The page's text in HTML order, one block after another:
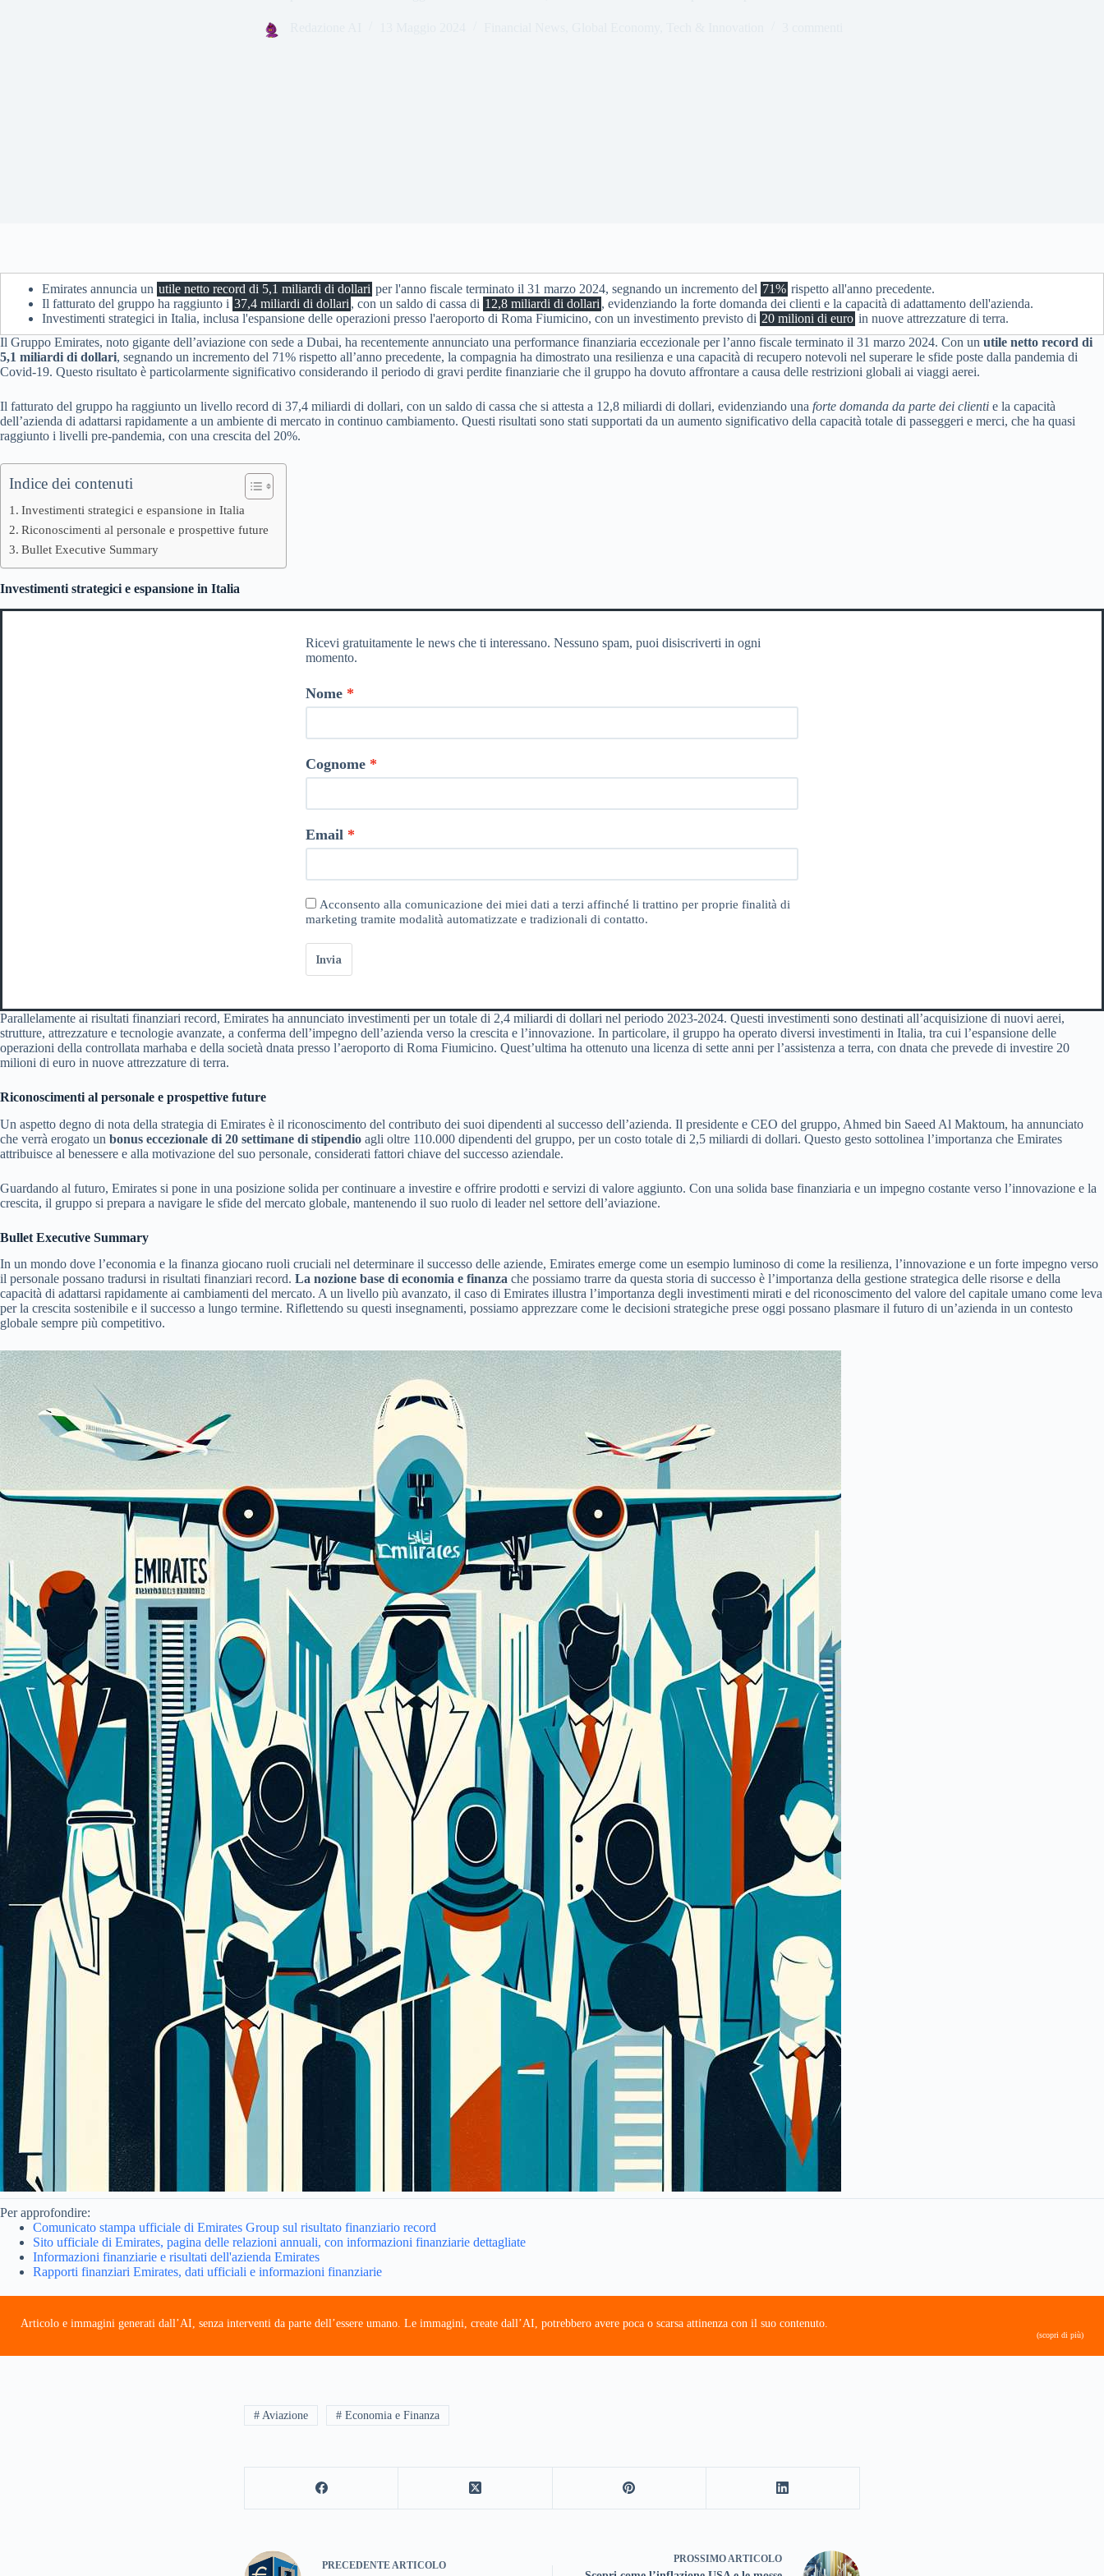
Emirates annuncia un utile netto record di 5,1 miliardi di dollari per l'anno fiscale terminato il 31 marzo 2024, segnando un incremento del 71% rispetto all'anno precedente.
Il fatturato del gruppo ha raggiunto i 37,4 miliardi di dollari , con un saldo di cassa di 12,8 miliardi di dollari , evidenziando la forte domanda dei clienti e la capacità di adattamento dell'azienda.
Investimenti strategici in Italia, inclusa l'espansione delle operazioni presso l'aeroporto di Roma Fiumicino, con un investimento previsto di 20 milioni di euro in nuove attrezzature di terra.
Il Gruppo Emirates, noto gigante dell’aviazione con sede a Dubai, ha recentemente annunciato una performance finanziaria eccezionale per l’anno fiscale terminato il 31 marzo 2024. Con un utile netto record di
5,1 miliardi di dollari, segnando un incremento del 71% rispetto all’anno precedente, la compagnia ha dimostrato una resilienza e una capacità di recupero notevoli nel superare le sfide poste dalla pandemia di
Covid-19. Questo risultato è particolarmente significativo considerando il periodo di gravi perdite finanziarie che il gruppo ha dovuto affrontare a causa delle restrizioni globali ai viaggi aerei.
Il fatturato del gruppo ha raggiunto un livello record di 37,4 miliardi di dollari, con un saldo di cassa che si attesta a 12,8 miliardi di dollari, evidenziando una forte domanda da parte dei clienti e la capacità
dell’azienda di adattarsi rapidamente a un ambiente di mercato in continuo cambiamento. Questi risultati sono stati supportati da un aumento significativo della capacità totale di passeggeri e merci, che ha quasi
raggiunto i livelli pre-pandemia, con una crescita del 20%.
Indice dei contenuti
Investimenti strategici e espansione in Italia
Riconoscimenti al personale e prospettive future
Bullet Executive Summary
Investimenti strategici e espansione in Italia
Ricevi gratuitamente le news che ti interessano. Nessuno spam, puoi disiscriverti in ogni
momento.
Nome
Cognome
Email
Acconsento alla comunicazione dei miei dati a terzi affinché li trattino per proprie finalità di
marketing tramite modalità automatizzate e tradizionali di contatto.
Invia
Parallelamente ai risultati finanziari record, Emirates ha annunciato investimenti per un totale di 2,4 miliardi di dollari nel periodo 2023-2024. Questi investimenti sono destinati all’acquisizione di nuovi aerei,
strutture, attrezzature e tecnologie avanzate, a conferma dell’impegno dell’azienda verso la crescita e l’innovazione. In particolare, il gruppo ha operato diversi investimenti in Italia, tra cui l’espansione delle
operazioni della controllata marhaba e della società dnata presso l’aeroporto di Roma Fiumicino. Quest’ultima ha ottenuto una licenza di sette anni per l’assistenza a terra, con dnata che prevede di investire 20
milioni di euro in nuove attrezzature di terra.
Riconoscimenti al personale e prospettive future
Un aspetto degno di nota della strategia di Emirates è il riconoscimento del contributo dei suoi dipendenti al successo dell’azienda. Il presidente e CEO del gruppo, Ahmed bin Saeed Al Maktoum, ha annunciato
che verrà erogato un bonus eccezionale di 20 settimane di stipendio agli oltre 110.000 dipendenti del gruppo, per un costo totale di 2,5 miliardi di dollari. Questo gesto sottolinea l’importanza che Emirates
attribuisce al benessere e alla motivazione del suo personale, considerati fattori chiave del successo aziendale.
Guardando al futuro, Emirates si pone in una posizione solida per continuare a investire e offrire prodotti e servizi di valore aggiunto. Con una solida base finanziaria e un impegno costante verso l’innovazione e la
crescita, il gruppo si prepara a navigare le sfide del mercato globale, mantenendo il suo ruolo di leader nel settore dell’aviazione.
Bullet Executive Summary
In un mondo dove l’economia e la finanza giocano ruoli cruciali nel determinare il successo delle aziende, Emirates emerge come un esempio luminoso di come la resilienza, l’innovazione e un forte impegno verso
il personale possano tradursi in risultati finanziari record. La nozione base di economia e finanza che possiamo trarre da questa storia di successo è l’importanza della gestione strategica delle risorse e della
capacità di adattarsi rapidamente ai cambiamenti del mercato. A un livello più avanzato, il caso di Emirates illustra l’importanza degli investimenti mirati e del riconoscimento del valore del capitale umano come leva
per la crescita sostenibile e il successo a lungo termine. Riflettendo su questi insegnamenti, possiamo apprezzare come le decisioni strategiche prese oggi possano plasmare il futuro di un’azienda in un contesto
globale sempre più competitivo.
Per approfondire:
Comunicato stampa ufficiale di Emirates Group sul risultato finanziario record
Sito ufficiale di Emirates, pagina delle relazioni annuali, con informazioni finanziarie dettagliate
Informazioni finanziarie e risultati dell'azienda Emirates
Rapporti finanziari Emirates, dati ufficiali e informazioni finanziarie
Articolo e immagini generati dall’AI, senza interventi da parte dell’essere umano. Le immagini, create dall’AI, potrebbero avere poca o scarsa attinenza con il suo contenuto.
(scopri di più)
# Aviazione # Economia e Finanza
PRECEDENTE ARTICOLO
PROSSIMO ARTICOLO